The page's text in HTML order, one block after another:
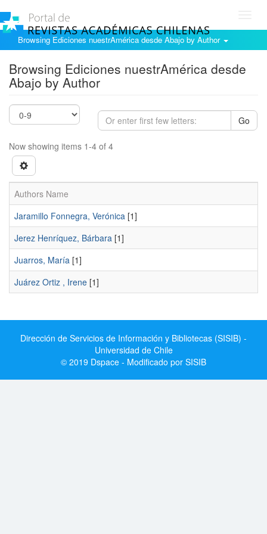
Browsing Ediciones nuestrAmérica desde Abajo by Author
Browsing Ediciones nuestrAmérica desde
Abajo by Author
Go
Now showing items 1-4 of 4
Authors Name
Jaramillo Fonnegra, Verónica [1]
Jerez Henríquez, Bárbara [1]
Juarros, María [1]
Juárez Ortiz , Irene [1]
Dirección de Servicios de Información y Bibliotecas (SISIB) -
Universidad de Chile
© 2019 Dspace - Modificado por SISIB